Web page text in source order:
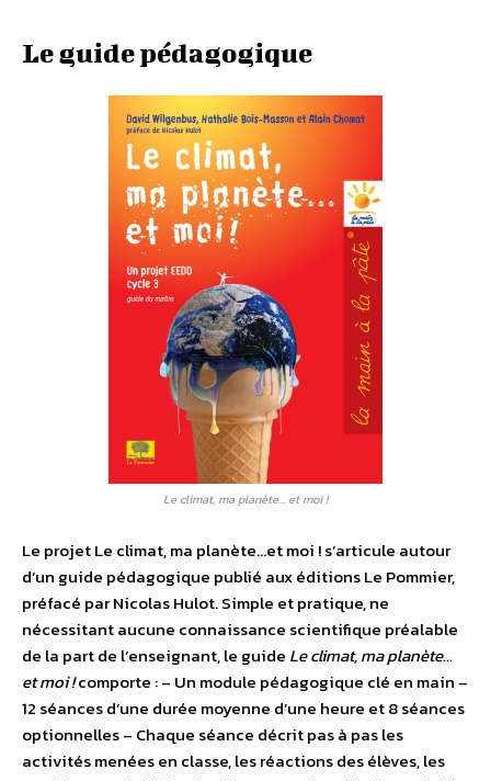
Le guide pédagogique
Le climat, ma planète… et moi !
Le projet Le climat, ma planète…et moi ! s’articule autour
d’un guide pédagogique publié aux éditions Le Pommier,
préfacé par Nicolas Hulot. Simple et pratique, ne
nécessitant aucune connaissance scientifique préalable
de la part de l’enseignant, le guide Le climat, ma planète…
et moi !comporte : – Un module pédagogique clé en main –
12 séances d’une durée moyenne d’une heure et 8 séances
optionnelles – Chaque séance décrit pas à pas les
activités menées en classe, les réactions des élèves, les